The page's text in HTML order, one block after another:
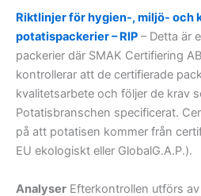
Riktlinjer för hygien-, miljö- och
potatispackerier – RIP – Detta är
packerier där SMAK Certifiering
kontrollerar att de certifierade
kvalitetsarbete och följer de krav
Potatisbranschen specificerat.
på att potatisen kommer från
EU ekologiskt eller GlobalG.A.P.).
Analyser Efterkontrollen utförs